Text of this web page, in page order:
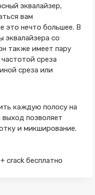
эквалайзер,
вам
это нечто большее. В
эквалайзера со
также имеет пару
среза
среза или
каждую полосу на
позволяет
и микширование.
+ crack бесплатно